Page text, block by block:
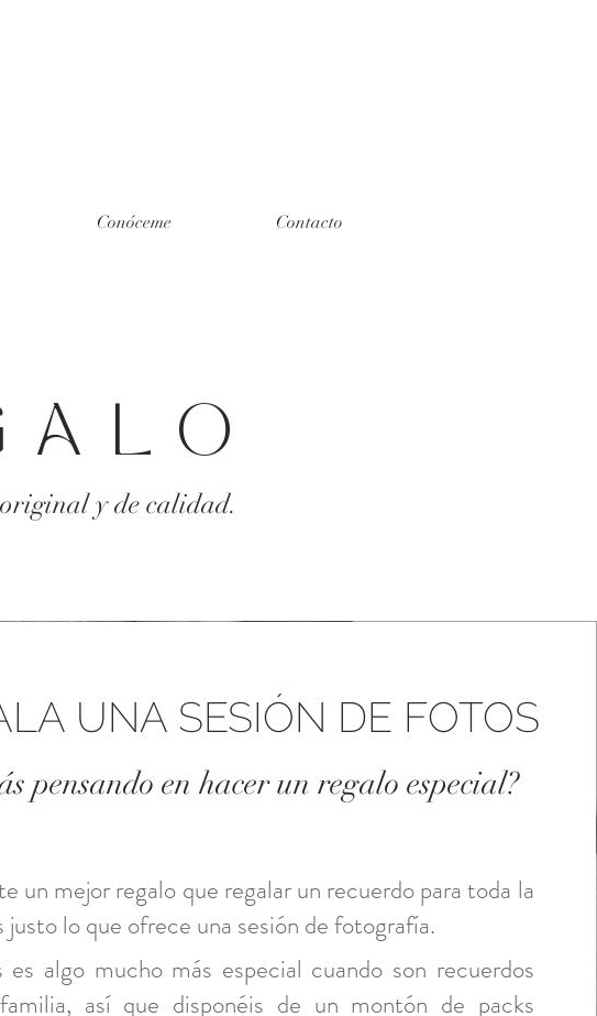
Conóceme Contacto
y de calidad.
UNA SESIÓN DE FOTOS
pensando en hacer un regalo especial?
un mejor regalo que regalar un recuerdo para toda la
justo lo que ofrece una sesión de fotografía.
es algo mucho más especial cuando son recuerdos
así que disponéis de un montón de packs